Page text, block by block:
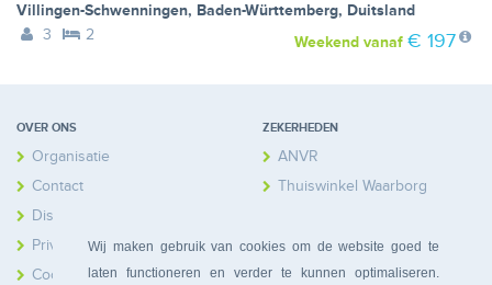
Wij maken gebruik van cookies om de website goed te
laten functioneren en verder te kunnen optimaliseren.
Villingen-Schwenningen, Baden-Württemberg, Duitsland
3
2 Weekendvanaf € 197
OVER ONS
Organisatie
Contact
Disclaimer
Privacy
Cookies
ZEKERHEDEN
ANVR
Thuiswinkel Waarborg